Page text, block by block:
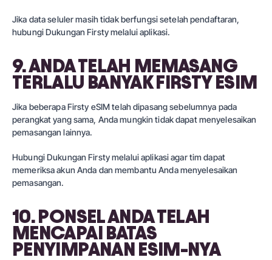
Jika data seluler masih tidak berfungsi setelah pendaftaran,
hubungi Dukungan Firsty melalui aplikasi.
9. ANDA TELAH MEMASANG
TERLALU BANYAK FIRSTY ESIM
Jika beberapa Firsty eSIM telah dipasang sebelumnya pada
perangkat yang sama, Anda mungkin tidak dapat menyelesaikan
pemasangan lainnya.
Hubungi Dukungan Firsty melalui aplikasi agar tim dapat
memeriksa akun Anda dan membantu Anda menyelesaikan
pemasangan.
10. PONSEL ANDA TELAH
MENCAPAI BATAS
PENYIMPANAN ESIM-NYA